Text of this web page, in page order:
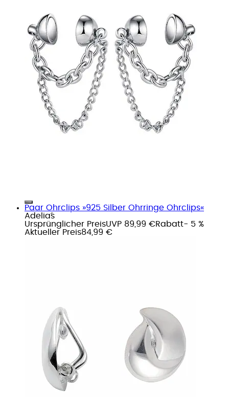
Paar Ohrclips »925 Silber Ohrringe Ohrclips«
Adelia´s
Ursprünglicher PreisUVP 89,99 €Rabatt- 5 %
Aktueller Preis84,99 €